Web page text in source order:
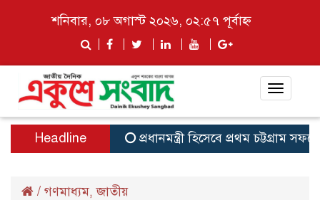
শনিবার, ০৮ অগাস্ট ২০২৬, ০২:৫৭ পূর্বাহ্ন
Toggle
Headline প্রধানমন্ত্রী হিসেবে প্রথম চট্টগ্রাম সফরে
/ গণমাধ্যম,জাতীয়